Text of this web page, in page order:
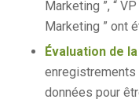
Marketing ”, “
Marketing ” ont
Évaluation de
enregistrements
données pour